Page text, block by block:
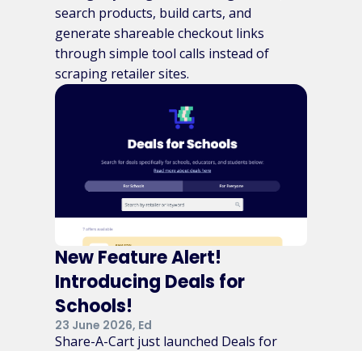
search products, build carts, and
generate shareable checkout links
through simple tool calls instead of
scraping retailer sites.
New Feature Alert!
Introducing Deals for
Schools!
23 June 2026, Ed
Share-A-Cart just launched Deals for